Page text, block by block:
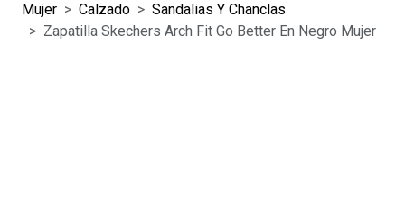
Mujer Calzado
Sandalias Y Chanclas
Zapatilla Skechers Arch Fit Go Better En Negro Mujer